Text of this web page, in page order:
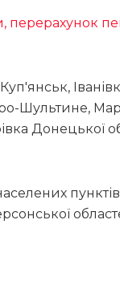
Шультине,
Донецької
пунктів